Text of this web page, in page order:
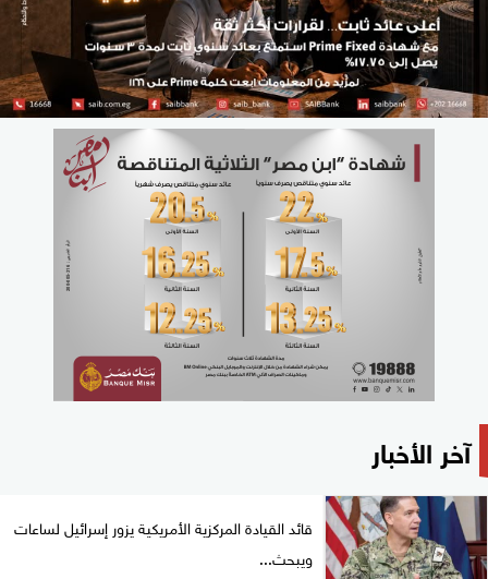
آخر الأخبار
قائد القيادة المركزية الأمريكية يزور إسرائيل لساعات
ويبحث...